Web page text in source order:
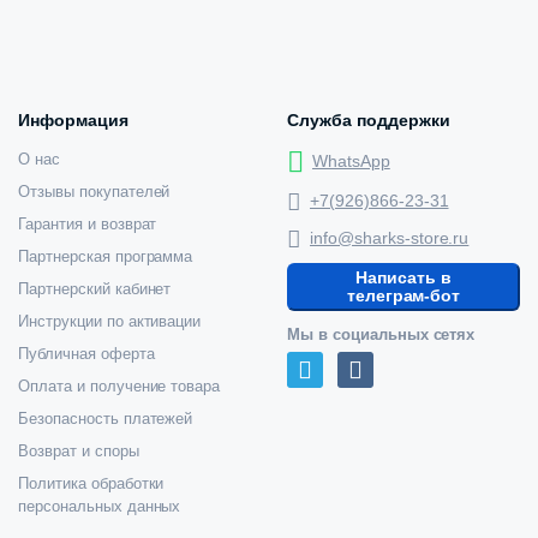
Информация
О нас
Отзывы покупателей
Гарантия и возврат
Партнерская программа
Партнерский кабинет
Инструкции по активации
Публичная оферта
Оплата и получение товара
Безопасность платежей
Возврат и споры
Политика обработки
персональных данных
Служба поддержки
WhatsApp
+7(926)866-23-31
info@sharks-store.ru
Написать в
телеграм-бот
Мы в социальных сетях